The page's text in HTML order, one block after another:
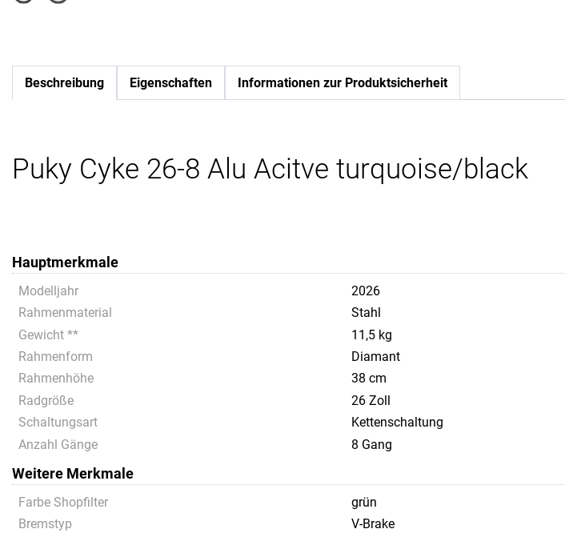
Beschreibung Eigenschaften Informationen zur Produktsicherheit
Puky Cyke 26-8 Alu Acitve turquoise/black
Hauptmerkmale
Modelljahr
2026
Rahmenmaterial
Stahl
Gewicht **
11,5 kg
Rahmenform
Diamant
Rahmenhöhe
38 cm
Radgröße
26 Zoll
Schaltungsart
Kettenschaltung
Anzahl Gänge
8 Gang
Weitere Merkmale
Farbe Shopfilter
grün
Bremstyp
V-Brake